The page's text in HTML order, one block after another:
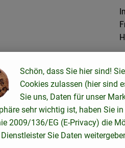
Schön, dass Sie hier sind!
Cookies zulassen (hier sind
Sie uns, Daten für unser
sehr wichtig ist, haben Sie
2009/136/EG (E-Privacy) die
Sie Daten